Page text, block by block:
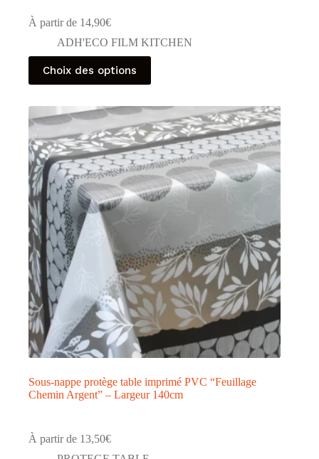
À partir de 14,90€
ADH'ECO FILM KITCHEN
Choix des options
Ce
produit
a
variations.
Les
options
peuvent
être
choisies
sur
la
page
du
produit
Sous-nappe protège table imprimé PVC “Feuillage
Chemin Argent” – Largeur 140cm
À partir de 13,50€